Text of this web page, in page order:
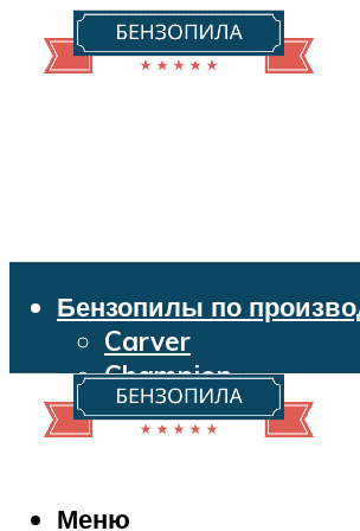
Бензопилы по
Carver
Champion
Echo
Husqvarna
Makita
Меню